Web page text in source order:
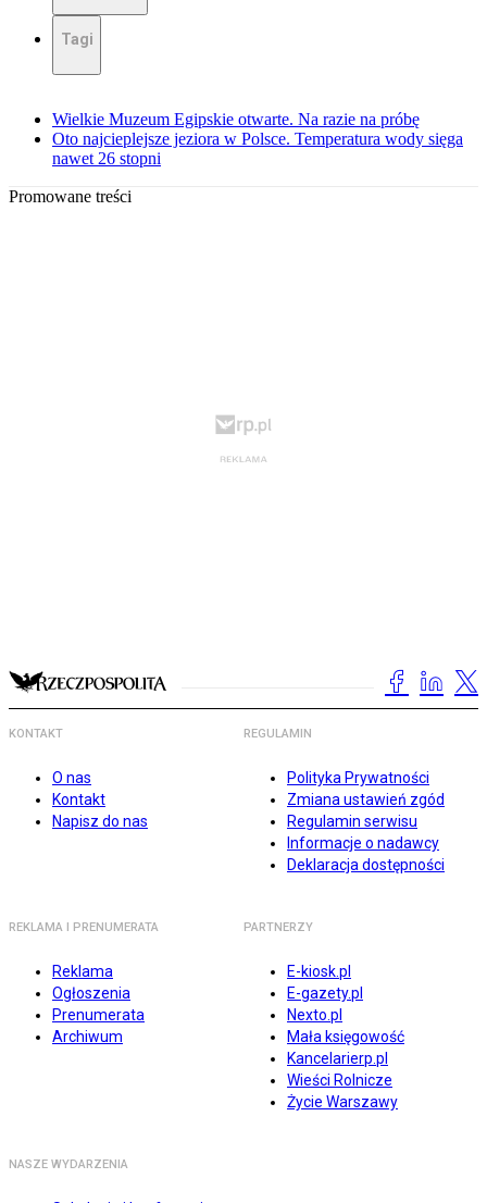
Tagi
Wielkie Muzeum Egipskie otwarte. Na razie na próbę
Oto najcieplejsze jeziora w Polsce. Temperatura wody sięga
nawet 26 stopni
Promowane treści
KONTAKT
O nas
Kontakt
Napisz do nas
REGULAMIN
Polityka Prywatności
Zmiana ustawień zgód
Regulamin serwisu
Informacje o nadawcy
Deklaracja dostępności
REKLAMA I PRENUMERATA
Reklama
Ogłoszenia
Prenumerata
Archiwum
PARTNERZY
E-kiosk.pl
E-gazety.pl
Nexto.pl
Mała księgowość
Kancelarierp.pl
Wieści Rolnicze
Życie Warszawy
NASZE WYDARZENIA